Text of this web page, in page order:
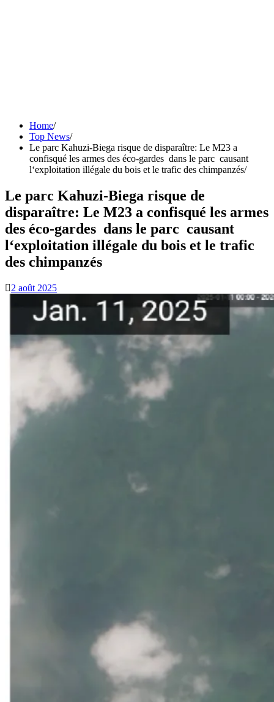
Home
Top News
Le parc Kahuzi-Biega risque de disparaître: Le M23 a
confisqué les armes des éco-gardes dans le parc causant
l‘exploitation illégale du bois et le trafic des chimpanzés
Le parc Kahuzi-Biega risque de
disparaître: Le M23 a confisqué les armes
des éco-gardes dans le parc causant
l‘exploitation illégale du bois et le trafic
des chimpanzés
2 août 2025